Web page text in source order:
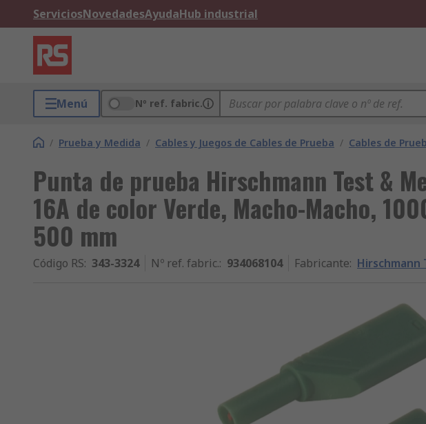
ServiciosNovedadesAyudaHub industrial
Menú Nº ref. fabric.
/ Prueba y Medida / Cables y Juegos de Cables de Prueba / Cables de
Punta de prueba Hirschmann Test &
16A de color Verde, Macho-Macho,
500 mm
Código RS: 343-3324 Nº ref. fabric.: 934068104 Fabricante: Hirschmann